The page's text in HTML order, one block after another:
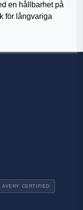
en hållbarhet på
för långvariga
AVERY CERTIFIED